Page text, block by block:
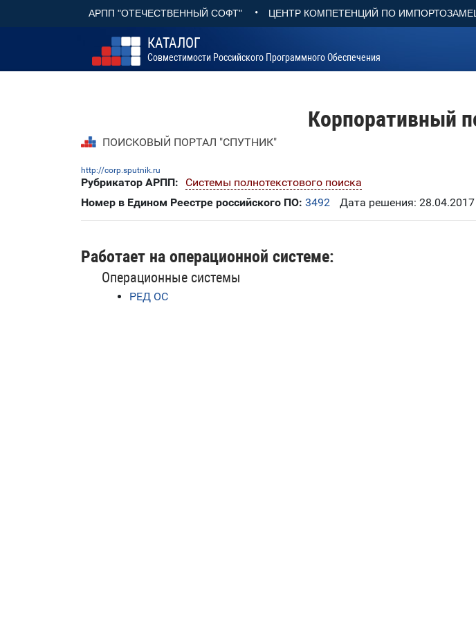
АРПП "ОТЕЧЕСТВЕННЫЙ СОФТ" • ЦЕНТР КОМПЕТЕНЦИЙ ПО
КАТАЛОГ
Совместимости Российского Программного Обеспечения
Корпоративный
ПОИСКОВЫЙ ПОРТАЛ "СПУТНИК"
http://corp.sputnik.ru
Рубрикатор АРПП:
Системы полнотекстового поиска
Номер в Едином Реестре российского ПО: 3492 Дата решения: 28.04.2017
Работает на операционной системе:
Операционные системы
РЕД ОС